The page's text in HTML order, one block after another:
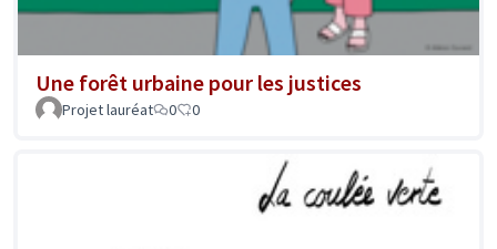
Une forêt urbaine pour les justices
Projet lauréat 0 0